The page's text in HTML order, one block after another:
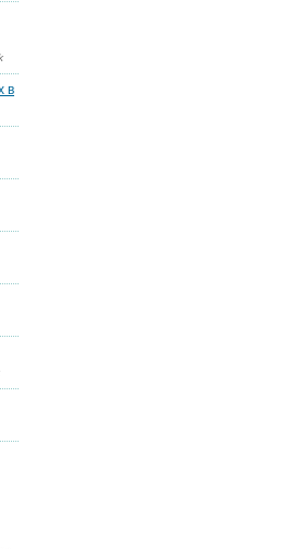
в